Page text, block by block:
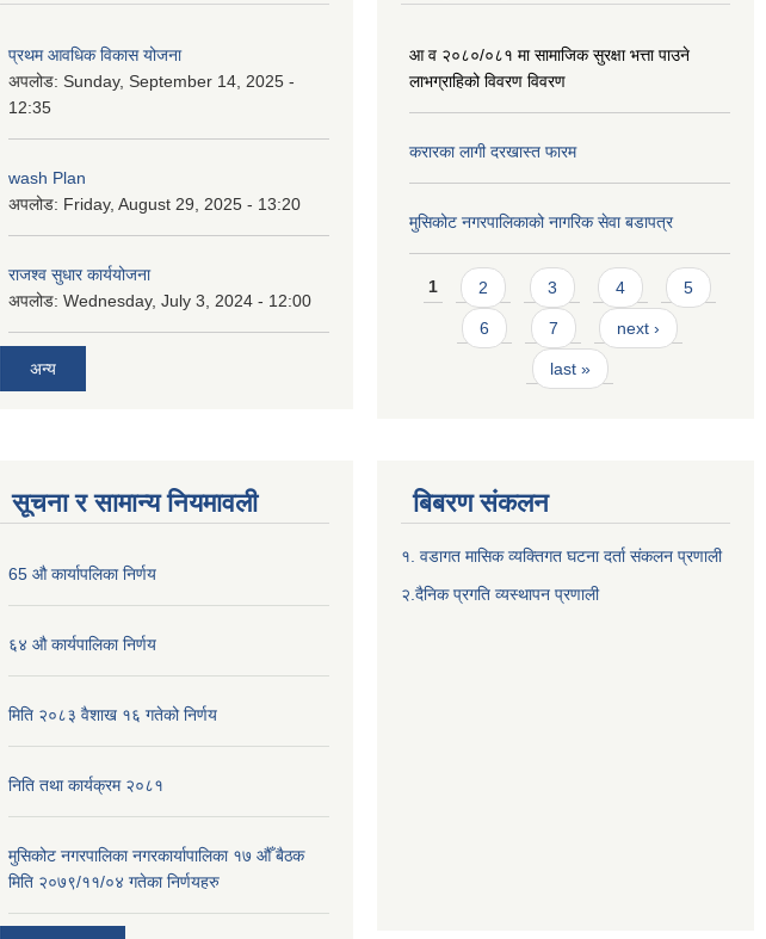
प्रथम आवधिक विकास योजना
अपलोड: Sunday, September 14, 2025 -
12:35
wash Plan
अपलोड: Friday, August 29, 2025 - 13:20
राजश्व सुधार कार्ययोजना
अपलोड: Wednesday, July 3, 2024 - 12:00
अन्य
आ व २०८०/०८१ मा सामाजिक सुरक्षा भत्ता पाउने
लाभग्राहिको विवरण विवरण
करारका लागी दरखास्त फारम
मुसिकोट नगरपालिकाको नागरिक सेवा बडापत्र
Pages
1 2 3 4 5
6 7 next ›
last »
सूचना र सामान्य नियमावली
65 औ कार्यापलिका निर्णय
६४ औ कार्यपालिका निर्णय
मिति २०८३ वैशाख १६ गतेको निर्णय
निति तथा कार्यक्रम २०८१
मुसिकोट नगरपालिका नगरकार्यापालिका १७ औँ बैठक
मिति २०७९/११/०४ गतेका निर्णयहरु
बिबरण संकलन
१. वडागत मासिक व्यक्तिगत घटना दर्ता संकलन प्रणाली
२.दैनिक प्रगति व्यस्थापन प्रणाली